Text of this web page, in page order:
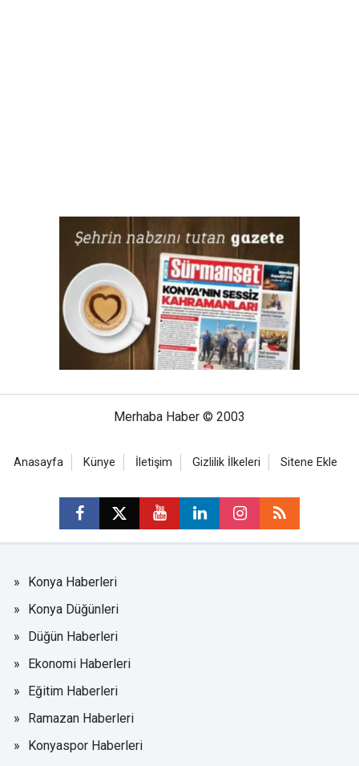
Merhaba Haber © 2003
Anasayfa Künye İletişim Gizlilik İlkeleri Sitene Ekle
Konya Haberleri
Konya Düğünleri
Düğün Haberleri
Ekonomi Haberleri
Eğitim Haberleri
Ramazan Haberleri
Konyaspor Haberleri